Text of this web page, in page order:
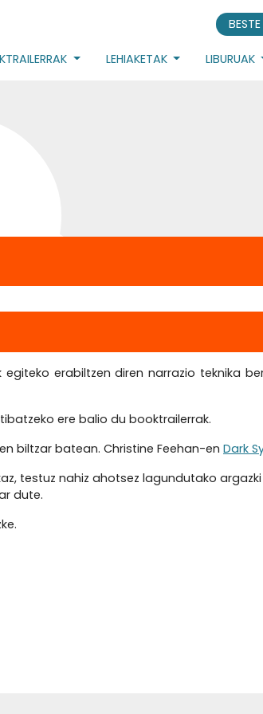
LEHIAKETAK LIBURUAK
erabiltzen diren narrazio teknika
ere balio du booktrailerrak.
biltzar batean. Christine Feehan-en Dark
testuz nahiz ahotsez lagundutako
dute.